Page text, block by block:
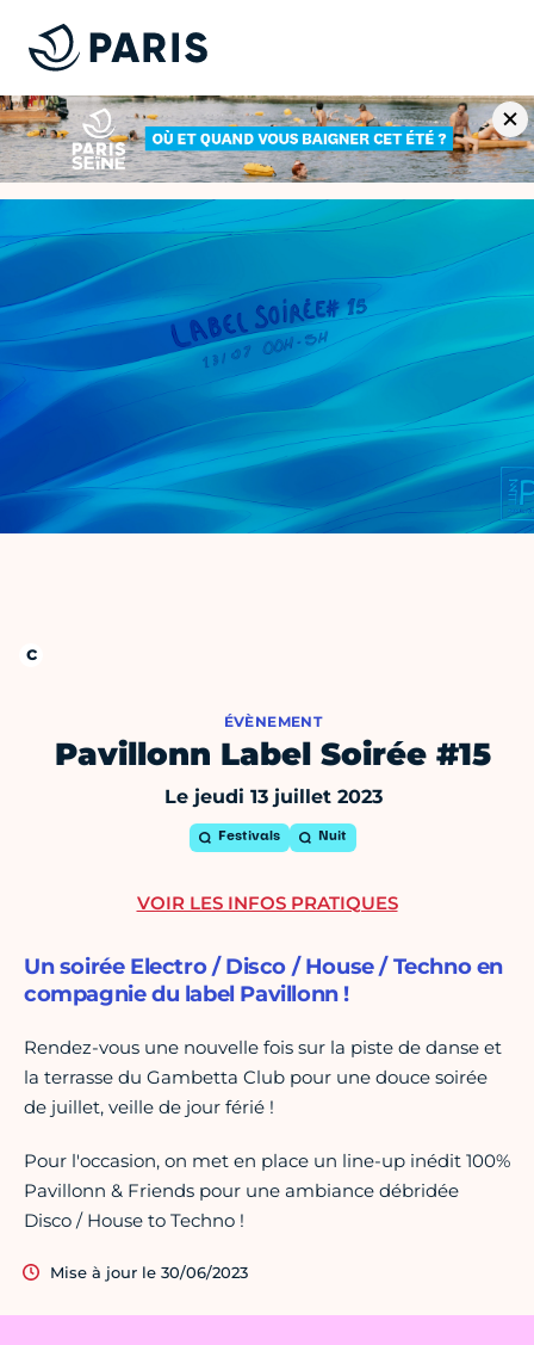
ÉVÈNEMENT
Pavillonn Label Soirée #15
Le jeudi 13 juillet 2023
Festivals Nuit
Un soirée Electro / Disco / House / Techno en
compagnie du label Pavillonn !
Rendez-vous une nouvelle fois sur la piste de danse et
la terrasse du Gambetta Club pour une douce soirée
de juillet, veille de jour férié !
Pour l'occasion, on met en place un line-up inédit 100%
Pavillonn & Friends pour une ambiance débridée
Disco / House to Techno !
Mise à jour le 30/06/2023
VOIR LES INFOS PRATIQUES